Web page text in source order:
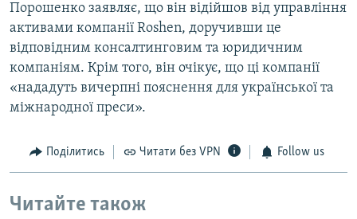
Порошенко заявляє, що він відійшов від управління
активами компанії Roshen, доручивши це
відповідним консалтинговим та юридичним
компаніям. Крім того, він очікує, що ці компанії
«нададуть вичерпні пояснення для української та
міжнародної преси».
Поділитись Читати без VPN Follow us
Читайте також